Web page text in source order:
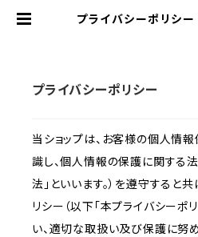
プライバシーポリシ
プライバシーポリシー
当ショップは、お客様の個人情
識し、個人情報の保護に関する
法」といいます。）を遵守すると
リシー（以下「本プライバシーポ
い、適切な取扱い及び保護に努め